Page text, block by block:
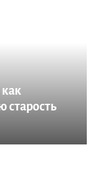
старость